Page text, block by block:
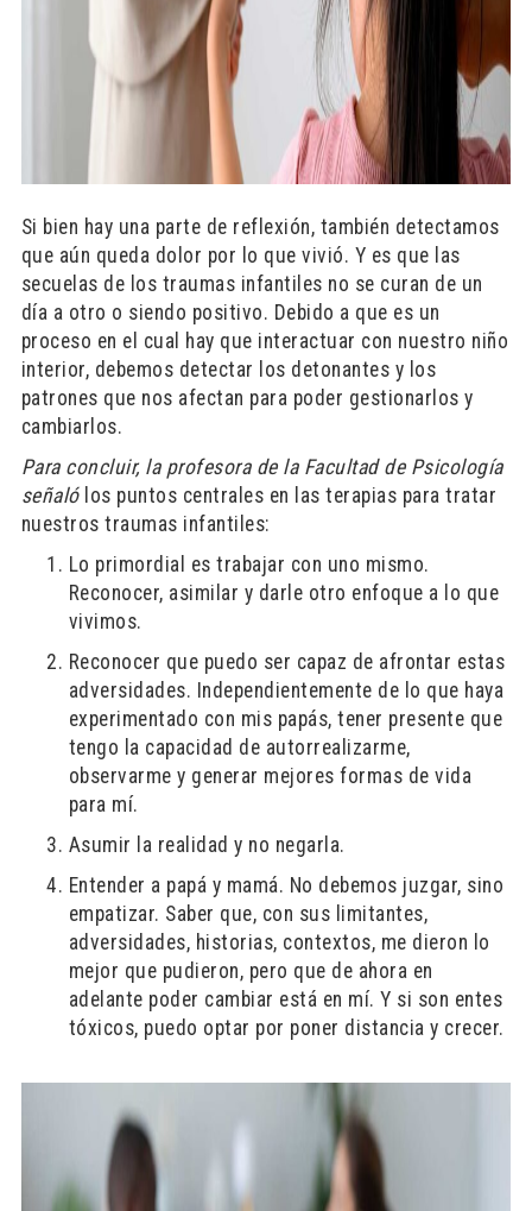
Si bien hay una parte de reflexión, también detectamos
que aún queda dolor por lo que vivió. Y es que las
secuelas de los traumas infantiles no se curan de un
día a otro o siendo positivo. Debido a que es un
proceso en el cual hay que interactuar con nuestro niño
interior, debemos detectar los detonantes y los
patrones que nos afectan para poder gestionarlos y
cambiarlos.
Para concluir, la profesora de la Facultad de Psicología
señalólos puntos centrales en las terapias para tratar
nuestros traumas infantiles:
Lo primordial es trabajar con uno mismo.
Reconocer, asimilar y darle otro enfoque a lo que
vivimos.
Reconocer que puedo ser capaz de afrontar estas
adversidades. Independientemente de lo que haya
experimentado con mis papás, tener presente que
tengo la capacidad de autorrealizarme,
observarme y generar mejores formas de vida
para mí.
Asumir la realidad y no negarla.
Entender a papá y mamá. No debemos juzgar, sino
empatizar. Saber que, con sus limitantes,
adversidades, historias, contextos, me dieron lo
mejor que pudieron, pero que de ahora en
adelante poder cambiar está en mí. Y si son entes
tóxicos, puedo optar por poner distancia y crecer.